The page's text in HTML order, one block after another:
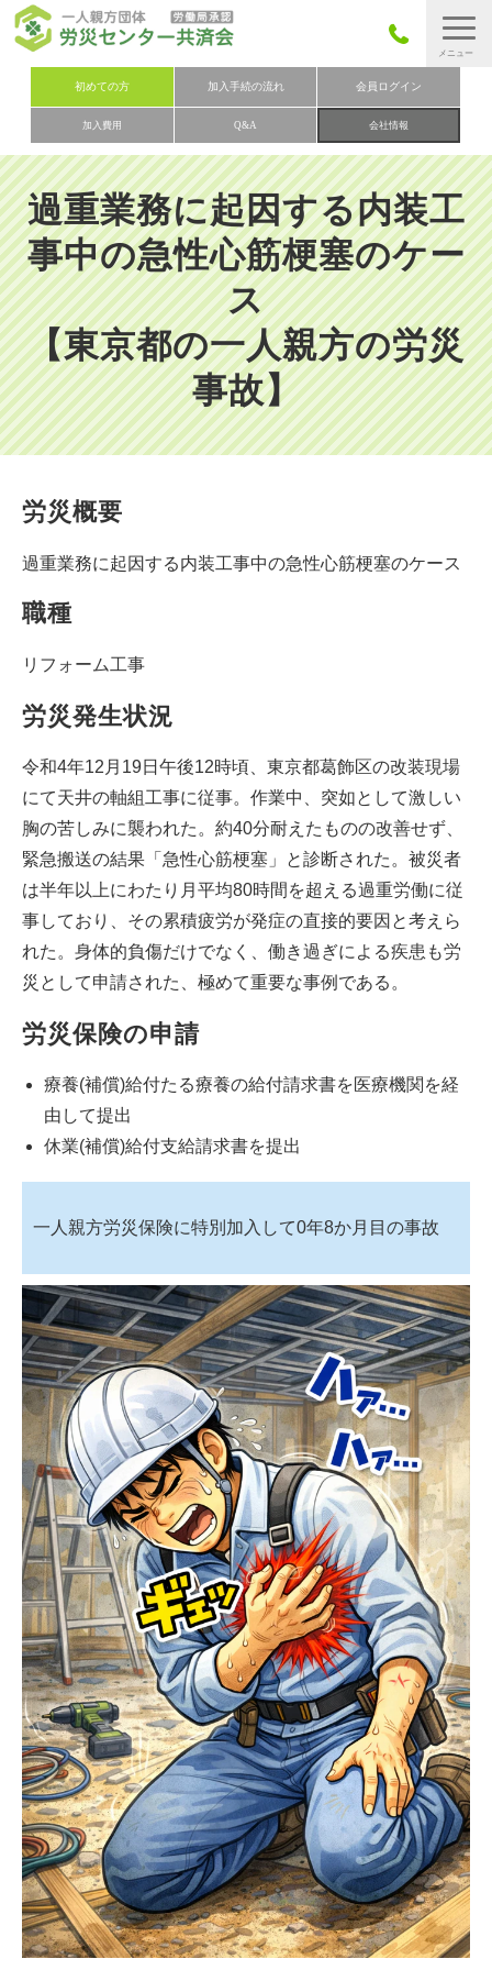
初めての方 加入手続の流れ 会員ログイン
加入費用 Q&A 会社情報
労災保険とは
労災保険の取りまとめ
労災保険加入手続きの流れ
加入費用
加入申込み
会社概要
お問い合わせ
会員メニュー
過重業務に起因する内装工
事中の急性心筋梗塞のケー
ス
【東京都の一人親方の労災
事故】
労災概要
過重業務に起因する内装工事中の急性心筋梗塞のケース
職種
リフォーム工事
労災発生状況
令和4年12月19日午後12時頃、東京都葛飾区の改装現場
にて天井の軸組工事に従事。作業中、突如として激しい
胸の苦しみに襲われた。約40分耐えたものの改善せず、
緊急搬送の結果「急性心筋梗塞」と診断された。被災者
は半年以上にわたり月平均80時間を超える過重労働に従
事しており、その累積疲労が発症の直接的要因と考えら
れた。身体的負傷だけでなく、働き過ぎによる疾患も労
災として申請された、極めて重要な事例である。
労災保険の申請
療養(補償)給付たる療養の給付請求書を医療機関を経
由して提出
休業(補償)給付支給請求書を提出
一人親方労災保険に特別加入して0年8か月目の事故